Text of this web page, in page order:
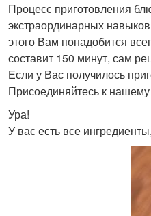
Процесс приготовления
экстраординарных
этого Вам понадобится
составит 150 минут, сам
Если у Вас получилось
Присоединяйтесь к
Ура!
У вас есть все